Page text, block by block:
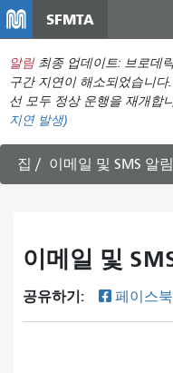
SFMTA
알림 최종 업데이트: 브로데
구간 지연이 해소되었습니
선 모두 정상 운행을 재개합
지연 발생)
집 이메일 및 SMS 알
이메일 및
공유하기: 페이스북